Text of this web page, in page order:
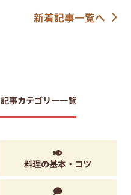
新着記事一覧へ
記事カテゴリー一覧
料理の基本・コツ